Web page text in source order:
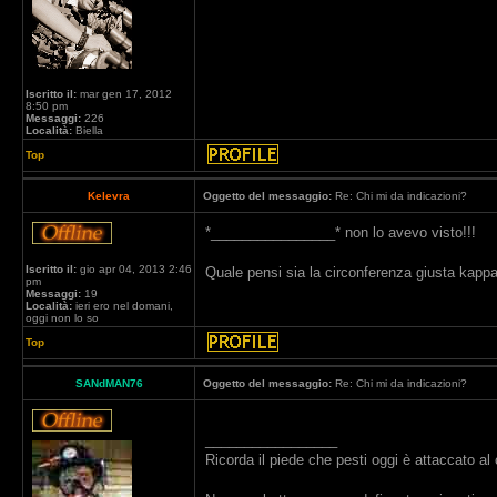
Iscritto il: mar gen 17, 2012
8:50 pm
Messaggi: 226
Località: Biella
Top
Kelevra Oggetto del messaggio: Re: Chi mi da indicazioni?
Iscritto il: gio apr 04, 2013 2:46
pm
Messaggi: 19
Località: ieri ero nel domani,
oggi non lo so
*________________* non lo avevo visto!!!
Quale pensi sia la circonferenza giusta
Top
SANdMAN76 Oggetto del messaggio: Re: Chi mi da indicazioni?
Ricorda il piede che pesti oggi è attaccato